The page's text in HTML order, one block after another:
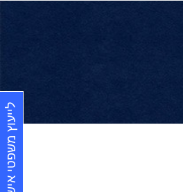
לייעוץ משפטי אישי